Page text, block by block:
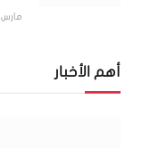
مارس 5, 2024
أهم الأخبار